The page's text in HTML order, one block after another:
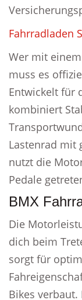
Fahrradladen
Wer mit
muss es
Entwickelt für
kombiniert
Lastenrad mit
nutzt die
Pedale
BMX
Die
dich beim
sorgt für
Bikes